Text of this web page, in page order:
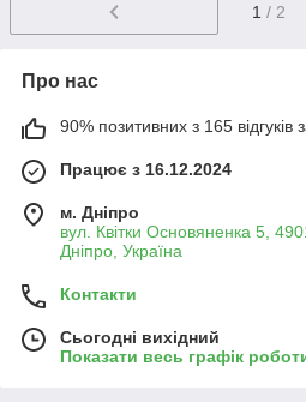
1 / 2
Про нас
90% позитивних з 165 відгуків
Працює з 16.12.2024
м. Дніпро
вул. Квітки Основяненка 5,
Дніпро, Україна
Контакти
Сьогодні вихідний
Показати весь графік